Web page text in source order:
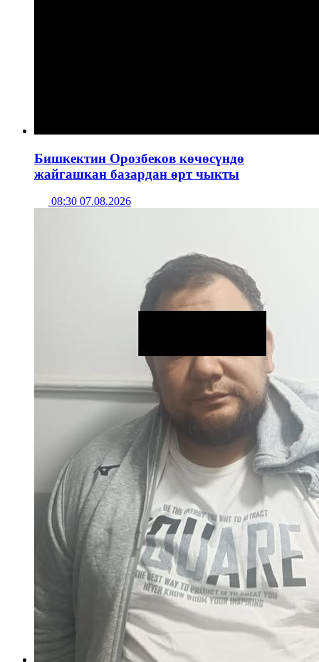
Бишкектин Орозбеков көчөсүндө
жайгашкан базардан өрт чыкты
08:30 07.08.2026